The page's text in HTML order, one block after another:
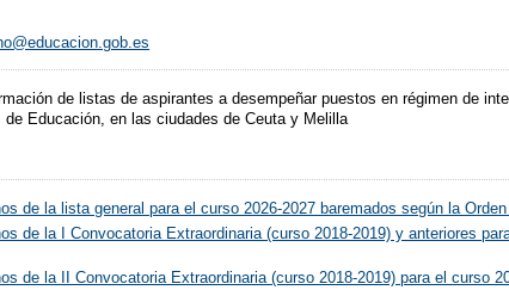
de listas de aspirantes a desempeñar puestos en régimen de
Educación, en las ciudades de Ceuta y Melilla
de la lista general para el curso 2026-2027 baremados según la
de la I Convocatoria Extraordinaria (curso 2018-2019) y anteriores
de la II Convocatoria Extraordinaria (curso 2018-2019) para el curso